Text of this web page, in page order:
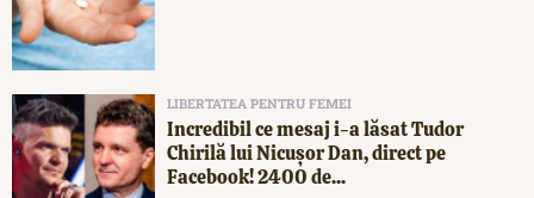
LIBERTATEA PENTRU FEMEI
Incredibil ce mesaj i-a lăsat Tudor
Chirilă lui Nicușor Dan, direct pe
Facebook! 2400 de...